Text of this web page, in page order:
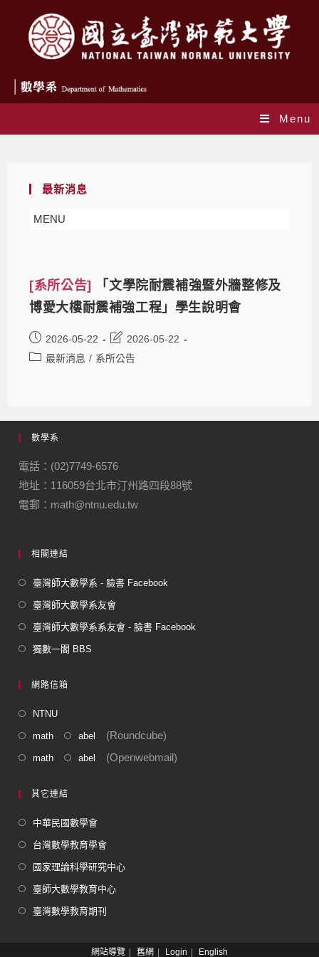
Menu
最新消息
MENU
[系所公告]
「文學院耐震補強暨外牆整修及
博愛大樓耐震補強工程」學生說明會
2026-05-22
2026-05-22
最新消息 / 系所公告
數學系
電話：(02)7749-6576
地址：116059台北市汀州路四段88號
電郵：math@ntnu.edu.tw
相關連結
臺灣師大數學系 - 臉書 Facebook
臺灣師大數學系友會
臺灣師大數學系系友會 - 臉書 Facebook
獨數一閣 BBS
網路信箱
NTNU
math abel (Roundcube)
math abel (Openwebmail)
其它連結
中華民國數學會
台灣數學教育學會
國家理論科學研究中心
臺師大數學教育中心
臺灣數學教育期刊
網站導覽 舊網 Login English